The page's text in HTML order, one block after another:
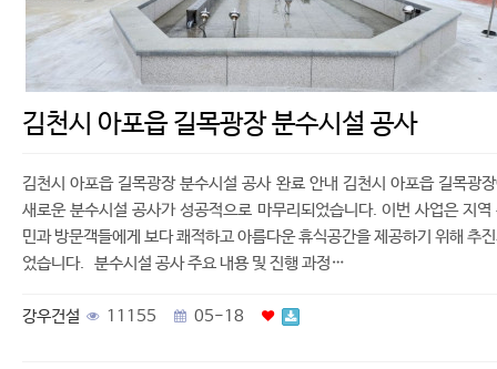
김천시 아포읍 길목광장 분수시설 공사
김천시 아포읍 길목광장 분수시설 공사 완료 안내 김천시 아포읍 길목광
새로운 분수시설 공사가 성공적으로 마무리되었습니다. 이번 사업은 지역
민과 방문객들에게 보다 쾌적하고 아름다운 휴식공간을 제공하기 위해 추
었습니다. 분수시설 공사 주요 내용 및 진행 과정…
강우건설 11155 05-18